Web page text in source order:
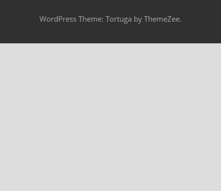
WordPress Theme: Tortuga by ThemeZee.